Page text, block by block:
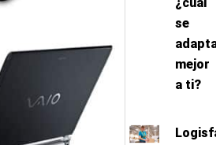
se
adapta
mejor
a ti?